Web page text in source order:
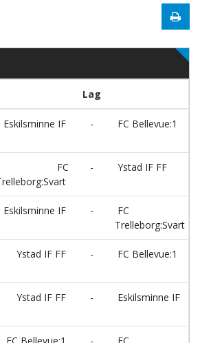
Lag
Eskilsminne IF - FC Bellevue:1
FC
- Ystad IF FF
Eskilsminne IF -
FC
Trelleborg:Svart
Ystad IF FF - FC Bellevue:1
Ystad IF FF - Eskilsminne IF